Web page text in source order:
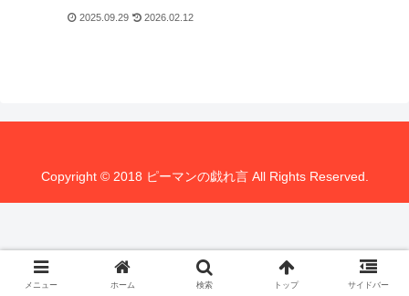
2025.09.29 2026.02.12
Copyright © 2018 ピーマンの戯れ言 All Rights Reserved.
メニュー ホーム 検索 トップ サイドバー